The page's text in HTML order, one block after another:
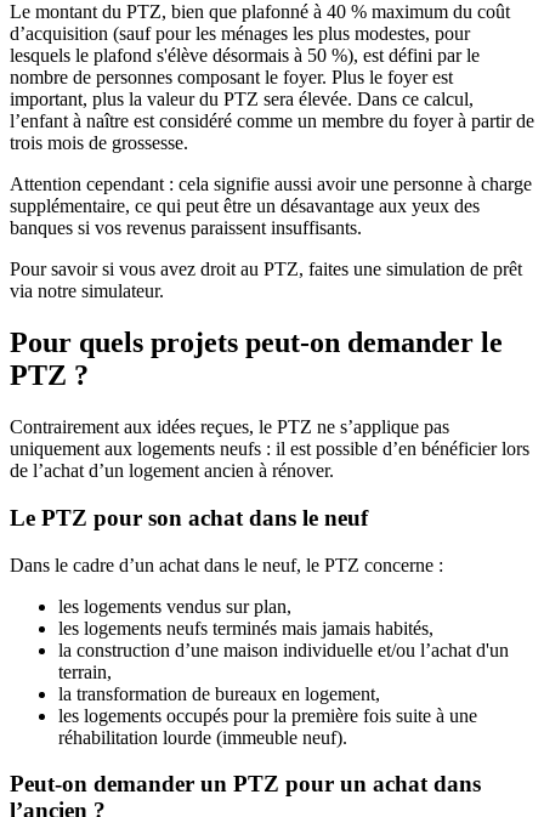
Le montant du PTZ, bien que plafonné à 40 % maximum du coût
d’acquisition (sauf pour les ménages les plus modestes, pour
lesquels le plafond s'élève désormais à 50 %), est défini par le
nombre de personnes composant le foyer. Plus le foyer est
important, plus la valeur du PTZ sera élevée. Dans ce calcul,
l’enfant à naître est considéré comme un membre du foyer à partir de
trois mois de grossesse.
Attention cependant : cela signifie aussi avoir une personne à charge
supplémentaire, ce qui peut être un désavantage aux yeux des
banques si vos revenus paraissent insuffisants.
Pour savoir si vous avez droit au PTZ, faites une simulation de prêt
via notre simulateur.
Pour quels projets peut-on demander le
PTZ ?
Contrairement aux idées reçues, le PTZ ne s’applique pas
uniquement aux logements neufs : il est possible d’en bénéficier lors
de l’achat d’un logement ancien à rénover.
Le PTZ pour son achat dans le neuf
Dans le cadre d’un achat dans le neuf, le PTZ concerne :
les logements vendus sur plan,
les logements neufs terminés mais jamais habités,
la construction d’une maison individuelle et/ou l’achat d'un
terrain,
la transformation de bureaux en logement,
les logements occupés pour la première fois suite à une
réhabilitation lourde (immeuble neuf).
Peut-on demander un PTZ pour un achat dans
l’ancien ?